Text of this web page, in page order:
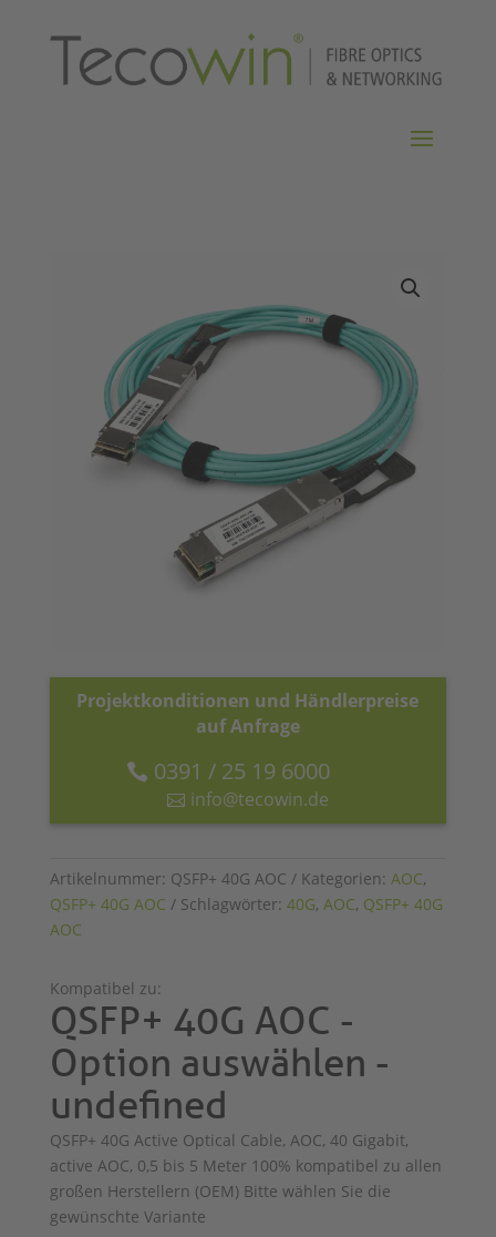
Projektkonditionen und Händlerpreise
auf Anfrage
0391 / 25 19 6000
info@tecowin.de
Artikelnummer: QSFP+ 40G AOC Kategorien: AOC,
QSFP+ 40G AOC
Schlagwörter: 40G, AOC, QSFP+ 40G
AOC
Kompatibel zu:
QSFP+ 40G AOC -
Option auswählen -
undefined
QSFP+ 40G Active Optical Cable, AOC, 40 Gigabit,
active AOC, 0,5 bis 5 Meter 100% kompatibel zu allen
großen Herstellern (OEM) Bitte wählen Sie die
gewünschte Variante